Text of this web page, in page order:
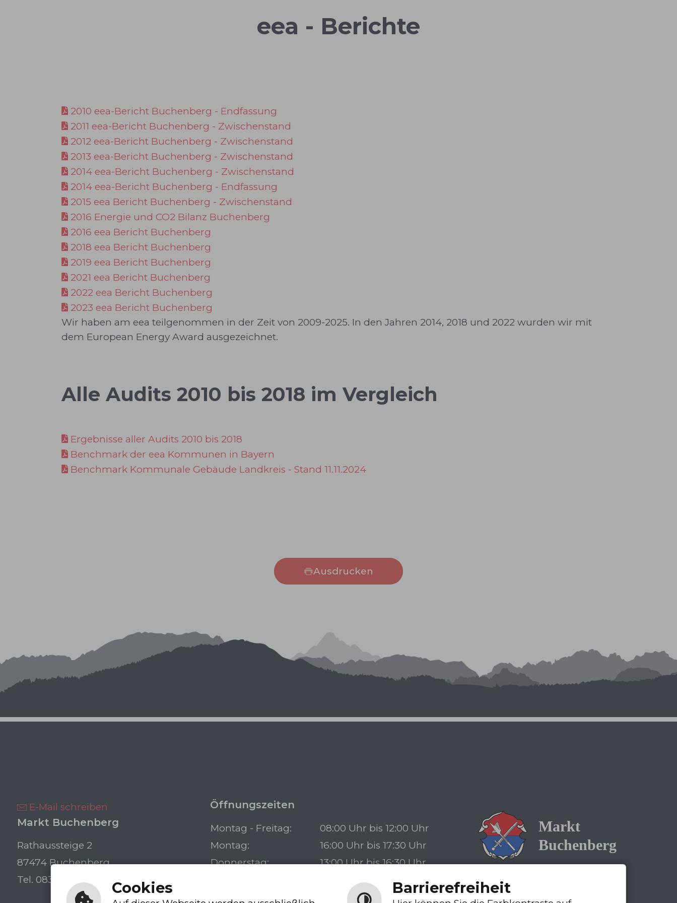
eea - Berichte
2010 eea-Bericht Buchenberg - Endfassung
2011 eea-Bericht Buchenberg - Zwischenstand
2012 eea-Bericht Buchenberg - Zwischenstand
2013 eea-Bericht Buchenberg - Zwischenstand
2014 eea-Bericht Buchenberg - Zwischenstand
2014 eea-Bericht Buchenberg - Endfassung
2015 eea Bericht Buchenberg - Zwischenstand
2016 Energie und CO2 Bilanz Buchenberg
2016 eea Bericht Buchenberg
2018 eea Bericht Buchenberg
2019 eea Bericht Buchenberg
2021 eea Bericht Buchenberg
2022 eea Bericht Buchenberg
2023 eea Bericht Buchenberg
Wir haben am eea teilgenommen in der Zeit von 2009-2025. In den Jahren 2014, 2018 und 2022 wurden wir mit
dem European Energy Award ausgezeichnet.
Alle Audits 2010 bis 2018 im Vergleich
Ergebnisse aller Audits 2010 bis 2018
Benchmark der eea Kommunen in Bayern
Benchmark Kommunale Gebäude Landkreis - Stand 11.11.2024
Ausdrucken
E-Mail schreiben
Markt Buchenberg
Rathaussteige 2
87474 Buchenberg
Tel. 08378 / 92 02-0
Öffnungszeiten
Montag - Freitag:
Montag:
Donnerstag:
08:00 Uhr bis 12:00 Uhr
16:00 Uhr bis 17:30 Uhr
13:00 Uhr bis 16:30 Uhr
Cookies Barrierefreiheit